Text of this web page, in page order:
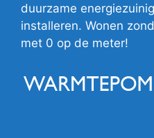
duurzame
installeren. Wonen
met 0 op de meter!